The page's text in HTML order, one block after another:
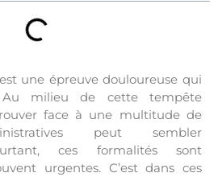
une épreuve douloureuse qui
Au milieu de cette tempête
face à une multitude de
peut sembler
ces formalités sont
urgentes. C’est dans ces